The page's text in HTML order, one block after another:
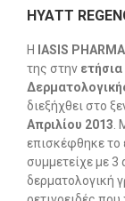
ΗΥΑΤΤ
Η ΙΑSIS PHARMA
της στην
διεξήχθει στο
Απριλίου 2013
επισκέφθηκε το
συμμετείχε με 3
δερματολογική